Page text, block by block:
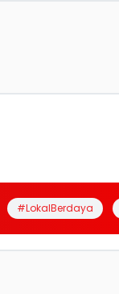
#LokalBerdaya